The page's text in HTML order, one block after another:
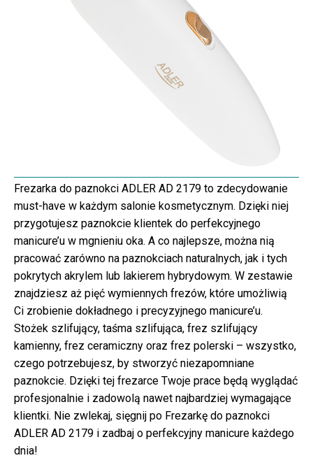
Frezarka do paznokci ADLER AD 2179 to zdecydowanie
must-have w każdym salonie kosmetycznym. Dzięki niej
przygotujesz paznokcie klientek do perfekcyjnego
manicure’u w mgnieniu oka. A co najlepsze, można nią
pracować zarówno na paznokciach naturalnych, jak i tych
pokrytych akrylem lub lakierem hybrydowym. W zestawie
znajdziesz aż pięć wymiennych frezów, które umożliwią
Ci zrobienie dokładnego i precyzyjnego manicure’u.
Stożek szlifujący, taśma szlifująca, frez szlifujący
kamienny, frez ceramiczny oraz frez polerski – wszystko,
czego potrzebujesz, by stworzyć niezapomniane
paznokcie. Dzięki tej frezarce Twoje prace będą wyglądać
profesjonalnie i zadowolą nawet najbardziej wymagające
klientki. Nie zwlekaj, sięgnij po Frezarkę do paznokci
ADLER AD 2179 i zadbaj o perfekcyjny manicure każdego
dnia!